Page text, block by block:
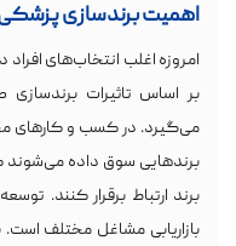
اهمیت برندسازی
امروزه اغلب انتخاب‌های
بر اساس تاثیرات
می‌گیرد. در کسب و کارهای
برندهایی سوق داده می‌شوند
برند ارتباط برقرار کنند.
بازاریابی مشاغل مختلف